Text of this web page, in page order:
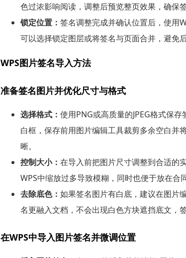
色过浓影响阅读，调整后预览整页效果，确保
锁定位置： 签名调整完成并确认位置后，使用
可以选择锁定图层或将签名与页面合并，避免
WPS图片签名导入方法
准备签名图片并优化尺寸与格式
选择格式： 使用PNG或高质量的JPEG格式保
白框，保存前用图片编辑工具裁剪多余空白并
晰。
控制大小： 在导入前把图片尺寸调整到合适的
WPS中缩放过多导致模糊，同时也便于放在合
去除底色： 如果签名图片有白底，建议在图片
名更融入文档，不会出现白色方块遮挡底文，
在WPS中导入图片签名并微调位置